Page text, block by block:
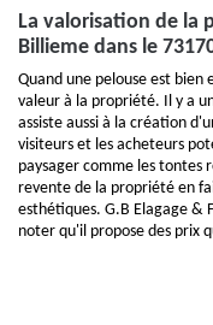
La valorisation de la
Billieme dans le
Quand une pelouse est
valeur à la propriété. Il y a
assiste aussi à la création
visiteurs et les acheteurs
paysager comme les tontes
revente de la propriété en
esthétiques. G.B Elagage &
noter qu'il propose des prix